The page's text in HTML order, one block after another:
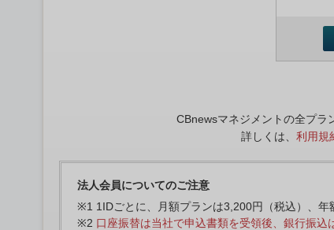
CBnewsマネジメントの全プラ
詳しくは、 利用規
法人会員についてのご注意
※1 1IDごとに、月額プランは3,200円（税込）、年
※2 口座振替は当社で申込書類を受領後、銀行振